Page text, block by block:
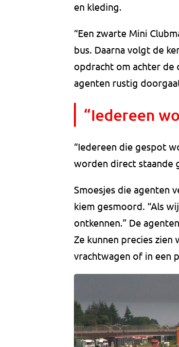
en kleding.
“Een zwarte Mini
bus. Daarna volgt de
opdracht om achter de
agenten rustig
“Iedereen
“Iedereen die gespot
worden direct staande
Smoesjes die agenten
kiem gesmoord. “Als
ontkennen.” De
Ze kunnen precies zien
vrachtwagen of in een